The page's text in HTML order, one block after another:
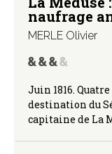
naufrage
MERLE Olivier
Juin 1816.
destination du
capitaine de La